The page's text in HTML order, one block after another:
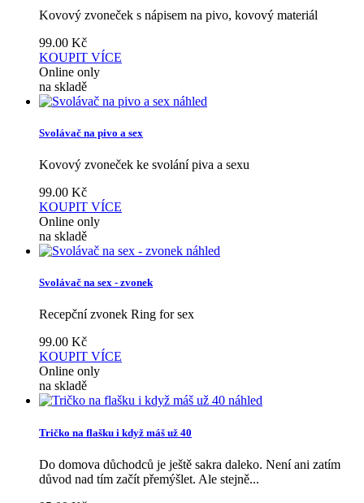
Kovový zvoneček s nápisem na pivo, kovový materiál
99.00 Kč
KOUPIT VÍCE
Online only
na skladě
náhled
Svolávač na pivo a sex
Kovový zvoneček ke svolání piva a sexu
99.00 Kč
KOUPIT VÍCE
Online only
na skladě
náhled
Svolávač na sex - zvonek
Recepční zvonek Ring for sex
99.00 Kč
KOUPIT VÍCE
Online only
na skladě
náhled
Tričko na flašku i když máš už 40
Do domova důchodců je ještě sakra daleko. Není ani zatím
důvod nad tím začít přemýšlet. Ale stejně...